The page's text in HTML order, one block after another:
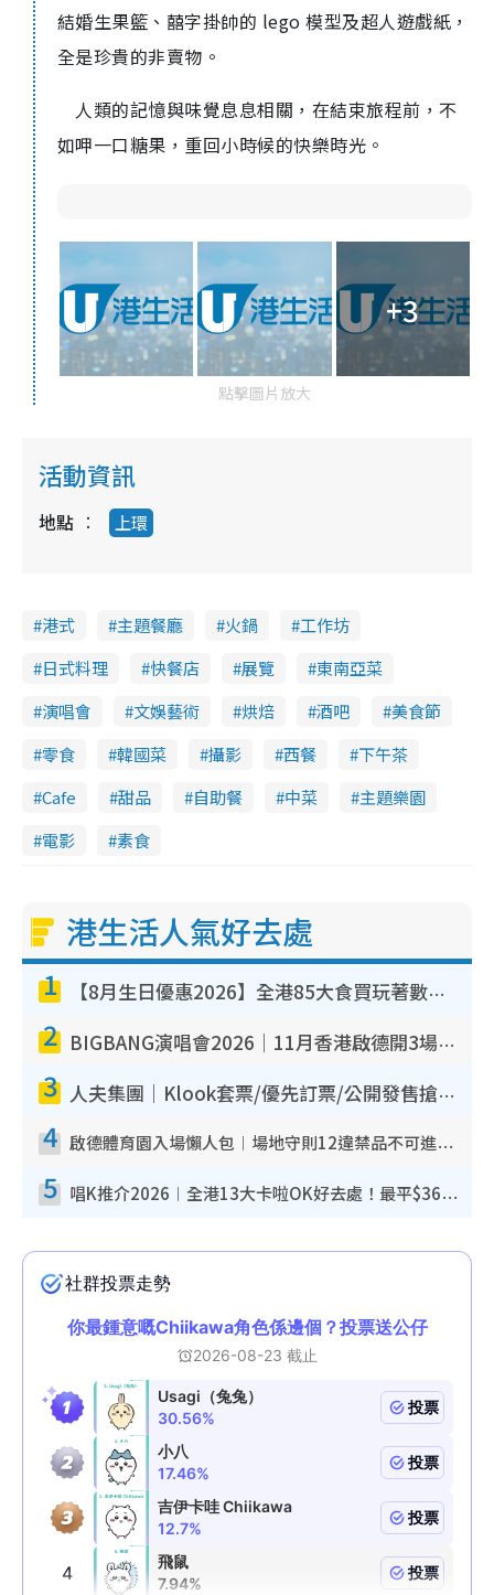
結婚生果籃、囍字掛帥的 lego 模型及超人遊戲紙，
全是珍貴的非賣物。
人類的記憶與味覺息息相關，在結束旅程前，不
如呷一口糖果，重回小時候的快樂時光。
+3
點擊圖片放大
活動資訊
地點 上環
港式 主題餐廳 火鍋
工作坊
日式料理
快餐店 展覽
東南亞菜
演唱會
文娛藝術 烘焙 酒吧
美食節
零食
韓國菜 攝影 西餐
下午茶
Cafe
甜品 自助餐 中菜
主題樂園
電影
素食
港生活人氣好去處
1 【8月生日優惠2026】全港85大食買玩著數攻略 自助餐/火鍋放題同行免費＋誠品/DONKI送現金券
2 BIGBANG演唱會2026｜11月香港啟德開3場！實名制VIP申請、優先購票攻略
3 人夫集團｜Klook套票/優先訂票/公開發售搶飛攻略！附票價.購票連結.場地座位表
4 啟德體育園入場懶人包︱場地守則12違禁品不可進場准帶細水樽但全場禁樽蓋！應援牌有限制！
5 唱K推介2026︱全港13大卡啦OK好去處！最平$36起 日文K都有！(附地址+收費詳情)